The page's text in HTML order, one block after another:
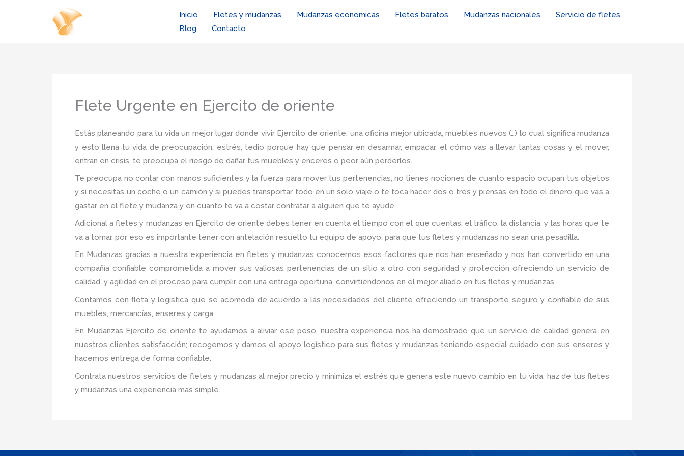
Inicio Fletes y mudanzas Mudanzas economicas Fletes baratos Mudanzas nacionales
Servicio de fletes
Blog
Contacto
Flete Urgente en Ejercito de oriente
Estás planeando para tu vida un mejor lugar donde vivir Ejercito de oriente, una oficina mejor ubicada, muebles nuevos (…) lo cual significa mudanza
y esto llena tu vida de preocupación, estrés, tedio porque hay que pensar en desarmar, empacar, el cómo vas a llevar tantas cosas y el mover,
entran en crisis, te preocupa el riesgo de dañar tus muebles y enceres o peor aún perderlos.
Te preocupa no contar con manos suficientes y la fuerza para mover tus pertenencias, no tienes nociones de cuanto espacio ocupan tus objetos
y si necesitas un coche o un camión y si puedes transportar todo en un solo viaje o te toca hacer dos o tres y piensas en todo el dinero que vas a
gastar en el flete y mudanza y en cuanto te va a costar contratar a alguien que te ayude.
Adicional a fletes y mudanzas en Ejercito de oriente debes tener en cuenta el tiempo con el que cuentas, el tráfico, la distancia, y las horas que te
va a tomar, por eso es importante tener con antelación resuelto tu equipo de apoyo, para que tus fletes y mudanzas no sean una pesadilla.
En Mudanzas gracias a nuestra experiencia en fletes y mudanzas conocemos esos factores que nos han enseñado y nos han convertido en una
compañía confiable comprometida a mover sus valiosas pertenencias de un sitio a otro con seguridad y protección ofreciendo un servicio de
calidad, y agilidad en el proceso para cumplir con una entrega oportuna, convirtiéndonos en el mejor aliado en tus fletes y mudanzas.
Contamos con flota y logística que se acomoda de acuerdo a las necesidades del cliente ofreciendo un transporte seguro y confiable de sus
muebles, mercancías, enseres y carga.
En Mudanzas Ejercito de oriente te ayudamos a aliviar ese peso, nuestra experiencia nos ha demostrado que un servicio de calidad genera en
nuestros clientes satisfacción; recogemos y damos el apoyo logístico para sus fletes y mudanzas teniendo especial cuidado con sus enseres y
hacemos entrega de forma confiable.
Contrata nuestros servicios de fletes y mudanzas al mejor precio y minimiza el estrés que genera este nuevo cambio en tu vida, haz de tus fletes
y mudanzas una experiencia más simple.